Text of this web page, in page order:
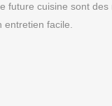
future cuisine sont
facile.